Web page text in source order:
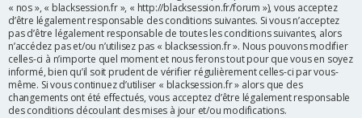
c
h
« nos », « blacksession.fr », « http://blacksession.fr/forum »), vous acceptez
d’être légalement responsable des conditions suivantes. Si vous n’acceptez
pas d’être légalement responsable de toutes les conditions suivantes, alors
n’accédez pas et/ou n’utilisez pas « blacksession.fr ». Nous pouvons modifier
celles-ci à n’importe quel moment et nous ferons tout pour que vous en soyez
informé, bien qu’il soit prudent de vérifier régulièrement celles-ci par vous-
même. Si vous continuez d’utiliser « blacksession.fr » alors que des
changements ont été effectués, vous acceptez d’être légalement responsable
des conditions découlant des mises à jour et/ou modifications.